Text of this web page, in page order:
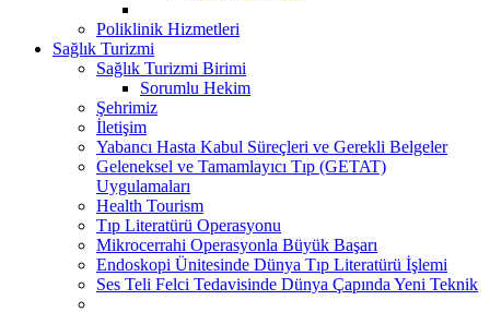
Poliklinik Hizmetleri
Sağlık Turizmi
Sağlık Turizmi Birimi
Sorumlu Hekim
Şehrimiz
İletişim
Yabancı Hasta Kabul Süreçleri ve Gerekli Belgeler
Geleneksel ve Tamamlayıcı Tıp (GETAT)
Uygulamaları
Health Tourism
Tıp Literatürü Operasyonu
Mikrocerrahi Operasyonla Büyük Başarı
Endoskopi Ünitesinde Dünya Tıp Literatürü İşlemi
Ses Teli Felci Tedavisinde Dünya Çapında Yeni Teknik